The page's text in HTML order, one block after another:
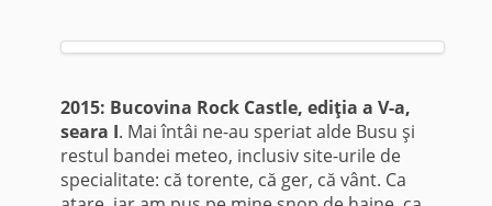
2015: Bucovina Rock Castle, ediţia a V-a,
seara I. Mai întâi ne-au speriat alde Busu şi
restul bandei meteo, inclusiv site-urile de
specialitate: că torente, că ger, că vânt. Ca